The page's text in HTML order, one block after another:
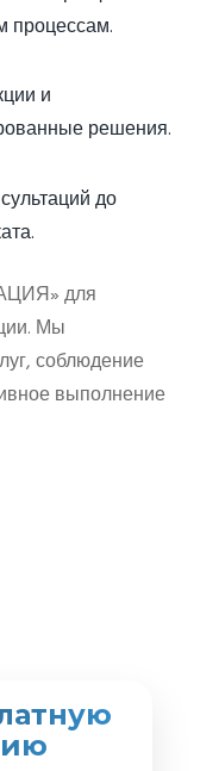
процессам.
и
решения.
до
для
Мы
соблюдение
выполнение